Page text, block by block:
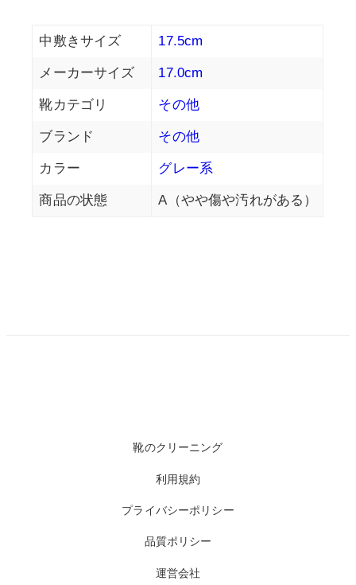
中敷きサイズ 17.5cm
メーカーサイズ 17.0cm
靴カテゴリ その他
ブランド その他
カラー グレー系
商品の状態 A（やや傷や汚れがある）
靴のクリーニング
利用規約
プライバシーポリシー
品質ポリシー
運営会社